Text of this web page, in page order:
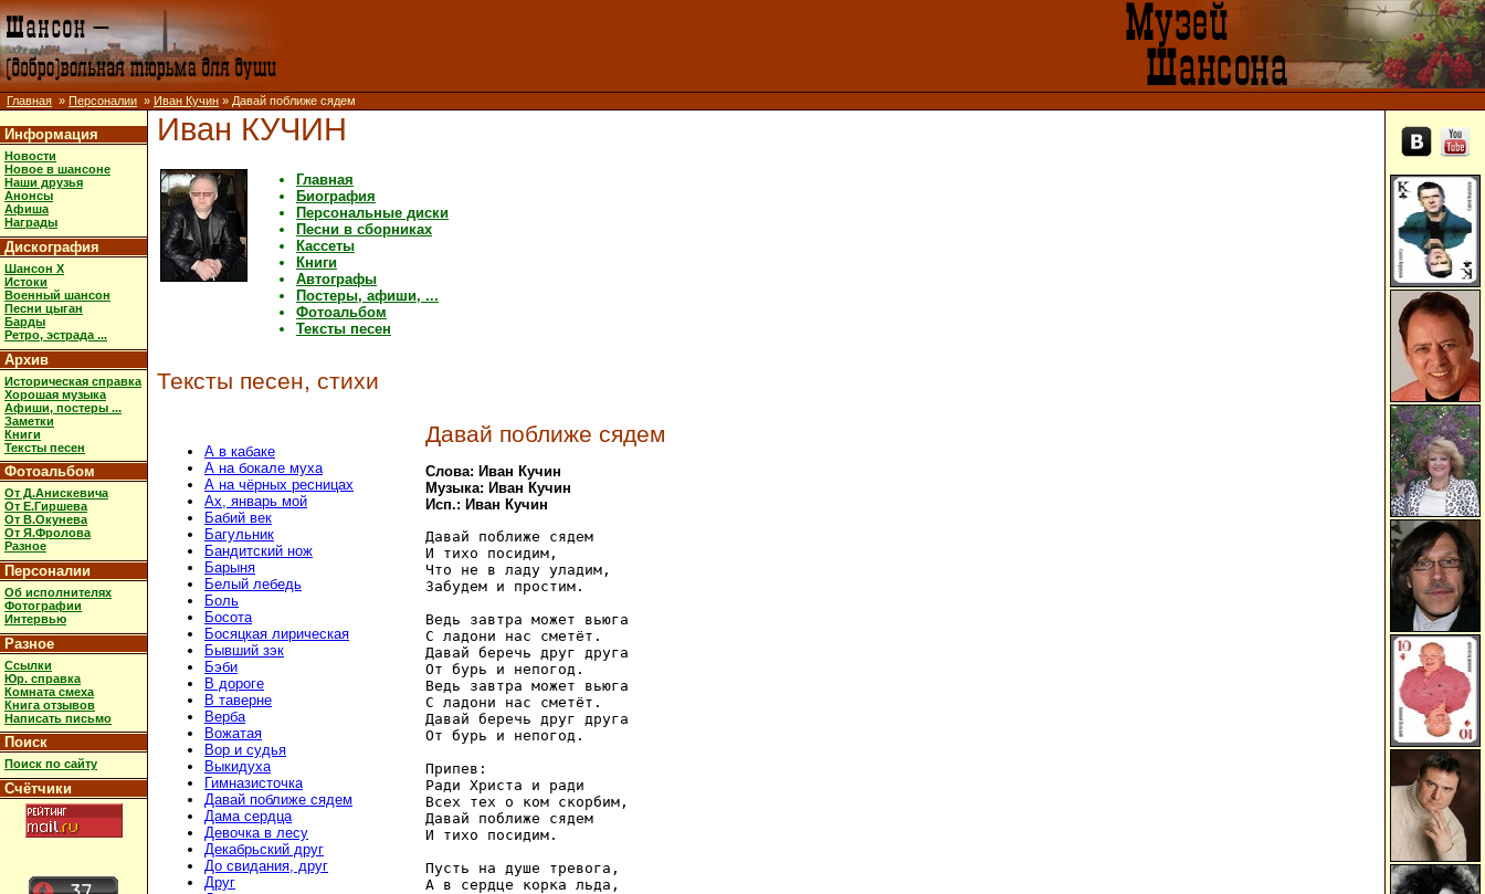
Главная » Персоналии » Иван Кучин » Давай поближе сядем
Информация
Новости
Новое в шансоне
Наши друзья
Анонсы
Афиша
Награды
Дискография
Шансон X
Истоки
Военный шансон
Песни цыган
Барды
Ретро, эстрада ...
Архив
Историческая справка
Хорошая музыка
Афиши, постеры ...
Заметки
Книги
Тексты песен
Фотоальбом
От Д.Анискевича
От Е.Гиршева
От В.Окунева
От Я.Фролова
Разное
Персоналии
Об исполнителях
Фотографии
Интервью
Разное
Ссылки
Юр. справка
Комната смеха
Книга отзывов
Написать письмо
Поиск
Поиск по сайту
Счётчики
Иван КУЧИН
Главная
Биография
Персональные диски
Песни в сборниках
Кассеты
Книги
Автографы
Постеры, афиши, ...
Фотоальбом
Тексты песен
Тексты песен, стихи
А в кабаке
А на бокале муха
А на чёрных ресницах
Ах, январь мой
Бабий век
Багульник
Бандитский нож
Барыня
Белый лебедь
Боль
Босота
Босяцкая лирическая
Бывший зэк
Бэби
В дороге
В таверне
Верба
Вожатая
Вор и судья
Выкидуха
Гимназисточка
Давай поближе сядем
Дама сердца
Девочка в лесу
Декабрьский друг
До свидания, друг
Друг
Давай поближе сядем
Слова: Иван Кучин
Музыка: Иван Кучин
Исп.: Иван Кучин
Давай поближе сядем
И тихо посидим,
Что не в ладу уладим,
Забудем и простим.
Ведь завтра может вьюга
С ладони нас сметёт.
Давай беречь друг друга
От бурь и непогод.
Ведь завтра может вьюга
С ладони нас сметёт.
Давай беречь друг друга
От бурь и непогод.
Припев:
Ради Христа и ради
Всех тех о ком скорбим,
Давай поближе сядем
И тихо посидим.
Пусть на душе тревога,
А в сердце корка льда,